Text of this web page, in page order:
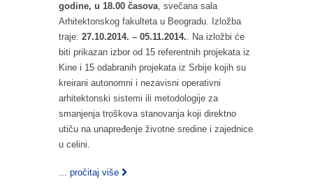
godine, u 18.00 časova, svečana sala
Arhitektonskog fakulteta u Beogradu. Izložba
traje: 27.10.2014. – 05.11.2014.. Na izložbi će
biti prikazan izbor od 15 referentnih projekata iz
Kine i 15 odabranih projekata iz Srbije kojih su
kreirani autonomni i nezavisni operativni
arhitektonski sistemi ili metodologije za
smanjenja troškova stanovanja koji direktno
utiču na unapređenje životne sredine i zajednice
u celini.
... pročitaj više